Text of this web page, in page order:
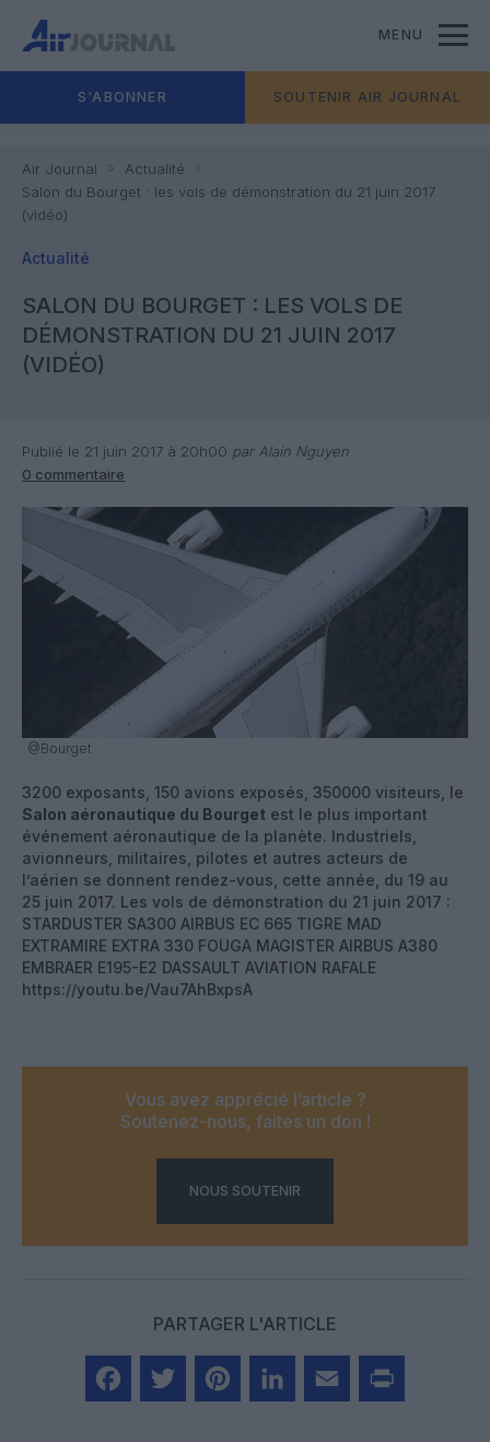
MENU
S'ABONNER SOUTENIR AIR JOURNAL
Air Journal
Actualité
Salon du Bourget : les vols de démonstration du 21 juin 2017
(vidéo)
Actualité
SALON DU BOURGET : LES VOLS DE
DÉMONSTRATION DU 21 JUIN 2017
(VIDÉO)
Publié le 21 juin 2017 à 20h00 par Alain Nguyen
0 commentaire
@Bourget
3200 exposants, 150 avions exposés, 350000 visiteurs, le
Salon aéronautique du Bourget est le plus important
événement aéronautique de la planète. Industriels,
avionneurs, militaires, pilotes et autres acteurs de
l’aérien se donnent rendez-vous, cette année, du 19 au
25 juin 2017. Les vols de démonstration du 21 juin 2017 :
STARDUSTER SA300 AIRBUS EC 665 TIGRE MAD
EXTRAMIRE EXTRA 330 FOUGA MAGISTER AIRBUS A380
EMBRAER E195-E2 DASSAULT AVIATION RAFALE
https://youtu.be/Vau7AhBxpsA
Vous avez apprécié l’article ?
Soutenez-nous, faites un don !
NOUS SOUTENIR
PARTAGER L'ARTICLE